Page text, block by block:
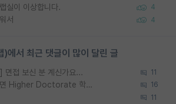
실이 이상합니다. 4
서 4
)에서 최근 댓글이 많이 달린 글
면접 보신 분 계신가요... 11
우리나라도 학구 열풍보면 Higher Doctorate 학위가 필요하다고 봅니다. 16
11